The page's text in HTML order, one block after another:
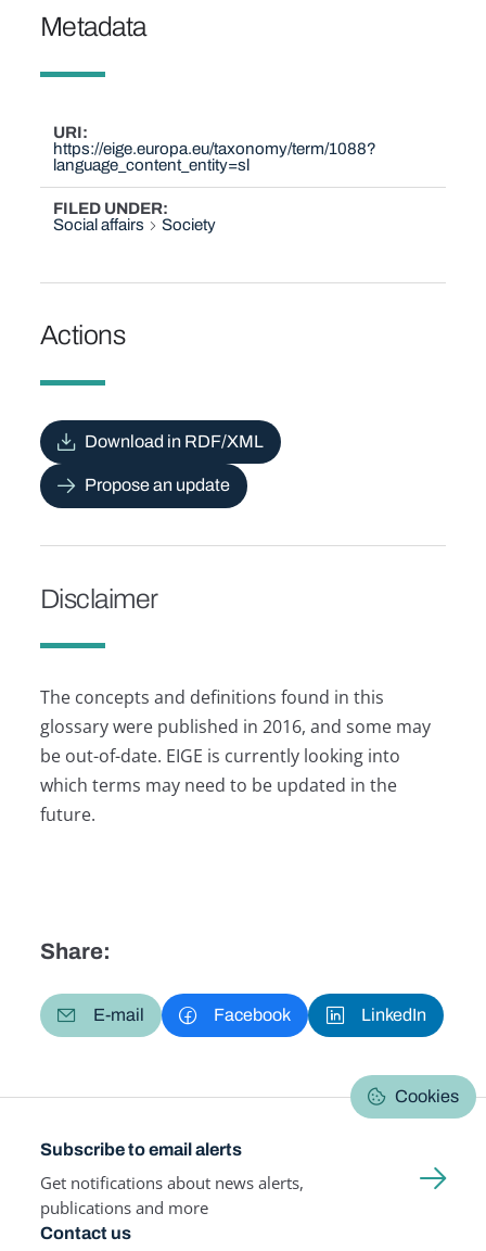
Metadata
URI
https://eige.europa.eu/taxonomy/term/1088?
language_content_entity=sl
FILED UNDER
Social affairs
Society
Actions
Download in RDF/XML
Propose an update
Disclaimer
The concepts and definitions found in this
glossary were published in 2016, and some may
be out-of-date. EIGE is currently looking into
which terms may need to be updated in the
future.
Share:
E-mail Facebook LinkedIn
Cookies
Subscribe to email alerts
Get notifications about news alerts,
publications and more
Contact us